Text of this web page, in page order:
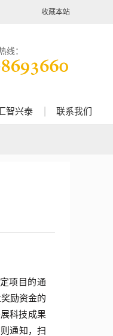
收藏本站
线：
智兴泰 联系我们
项目的通
励资金的
科技成果
通知，扫